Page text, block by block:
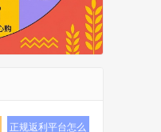
正规返利平台怎么